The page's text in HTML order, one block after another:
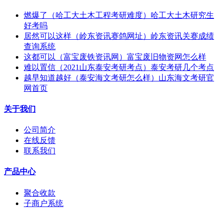
燃爆了（哈工大土木工程考研难度）哈工大土木研究生
好考吗
居然可以这样（岭东资讯赛鸽网址）岭东资讯关赛成绩
查询系统
这都可以（富宝废铁资讯网）富宝废旧物资网怎么样
难以置信（2021山东泰安考研考点）泰安考研几个考点
越早知道越好（泰安海文考研怎么样）山东海文考研官
网首页
关于我们
公司简介
在线反馈
联系我们
产品中心
聚合收款
子商户系统